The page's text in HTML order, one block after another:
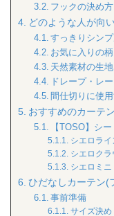
フックの決め方
どのような人が向
すっきりシン
お気に入りの
天然素材の生
ドレープ・レ
間仕切りに使
おすすめのカーテ
【TOSO】シ
シエロライ
シエロクラ
シエロミニ
ひだなしカーテン(
事前準備
サイズ決め